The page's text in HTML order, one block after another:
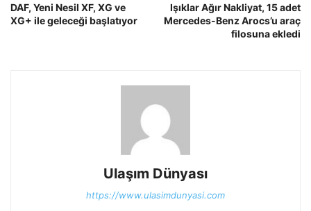
DAF, Yeni Nesil XF, XG ve
XG+ ile geleceği başlatıyor
Işıklar Ağır Nakliyat, 15 adet
Mercedes-Benz Arocs’u araç
filosuna ekledi
Ulaşım Dünyası
https://www.ulasimdunyasi.com